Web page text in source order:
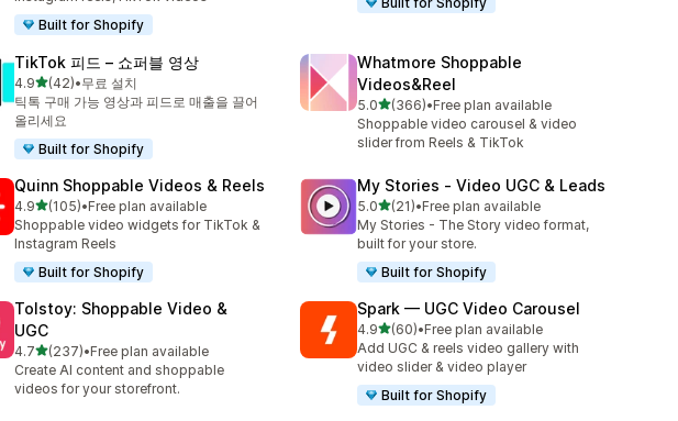
Built for Shopify
TikTok 피드 – 쇼퍼블 영상
4.9별 5개 중
(42)
총 리뷰 42개
•무료 설치
틱톡 구매 가능 영상과 피드로 매출을 끌어
올리세요
Built for Shopify
Whatmore Shoppable
Videos&Reel
5.0별 5개 중
(366)
총 리뷰 366개
•Free plan available
Shoppable video carousel & video
slider from Reels & TikTok
Quinn Shoppable Videos & Reels
4.9별 5개 중
(105)
총 리뷰 105개
•Free plan available
Shoppable video widgets for TikTok &
Instagram Reels
Built for Shopify
My Stories ‑ Video UGC & Leads
5.0별 5개 중
(21)
총 리뷰 21개
•Free plan available
My Stories - The Story video format,
built for your store.
Built for Shopify
Tolstoy: Shoppable Video &
UGC
4.7별 5개 중
(237)
총 리뷰 237개
•Free plan available
Create AI content and shoppable
videos for your storefront.
Spark — UGC Video Carousel
4.9별 5개 중
(60)
총 리뷰 60개
•Free plan available
Add UGC & reels video gallery with
video slider & video player
Built for Shopify